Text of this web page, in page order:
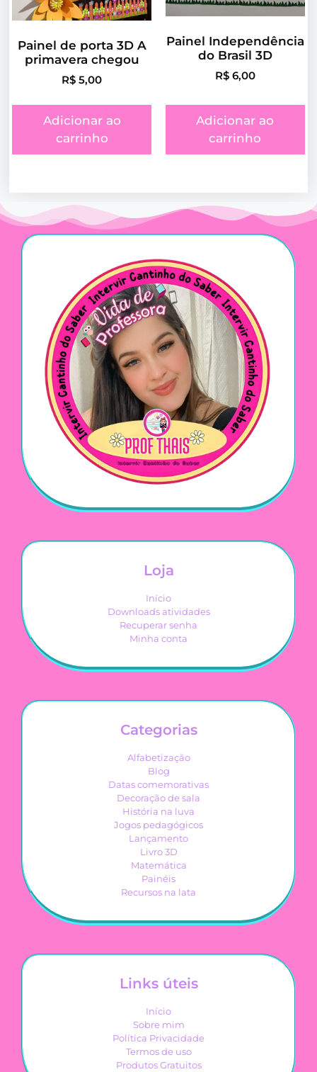
Painel de porta 3D A
primavera chegou
R$ 5,00
Adicionar ao
carrinho
Painel Independência
do Brasil 3D
R$6,00
Adicionar ao
carrinho
Loja
Início
Downloads atividades
Recuperar senha
Minha conta
Categorias
Alfabetização
Blog
Datas comemorativas
Decoração de sala
História na luva
Jogos pedagógicos
Lançamento
Livro 3D
Matemática
Painéis
Recursos na lata
Links úteis
Início
Sobre mim
Política Privacidade
Termos de uso
Produtos Gratuitos